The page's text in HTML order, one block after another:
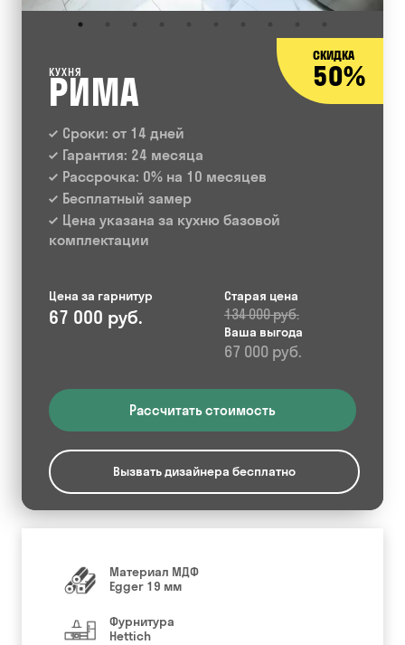
СКИДКА
50%
КУХНЯ
РИМА
Сроки: от 14 дней
Гарантия: 24 месяца
Рассрочка: 0% на 10 месяцев
Бесплатный замер
Цена указана за кухню базовой
комплектации
Цена за гарнитур
67 000 руб.
Старая цена
134 000 руб.
Ваша выгода
67 000 руб.
Рассчитать стоимость
Вызвать дизайнера бесплатно
Материал МДФ
Egger 19 мм
Фурнитура
Hettich